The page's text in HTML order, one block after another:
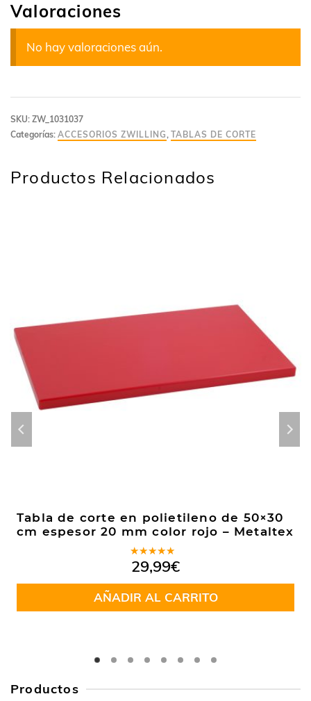
Valoraciones
No hay valoraciones aún.
SKU: ZW_1031037
Categorías: ACCESORIOS ZWILLING , TABLAS DE CORTE
Productos Relacionados
Tabla de corte en polietileno de 50×30
cm espesor 20 mm color rojo – Metaltex
Valorado
en5.00de
5
29,99€
AÑADIR AL CARRITO
Productos